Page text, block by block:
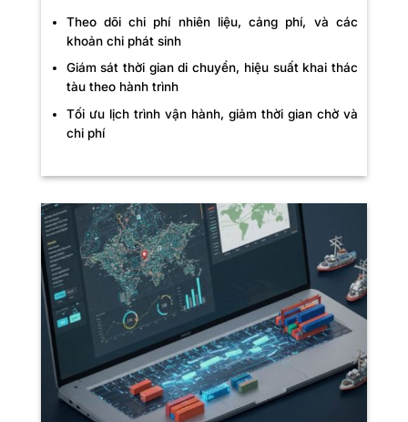
Theo dõi chi phí nhiên liệu, cảng phí, và các
khoản chi phát sinh
Giám sát thời gian di chuyển, hiệu suất khai thác
tàu theo hành trình
Tối ưu lịch trình vận hành, giảm thời gian chờ và
chi phí